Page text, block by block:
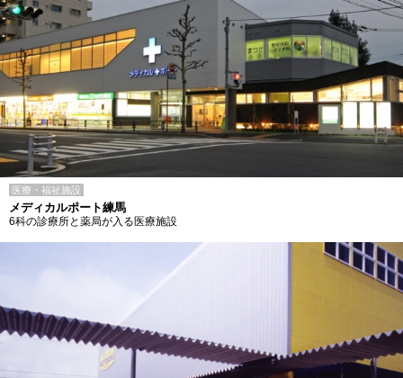
医療・福祉施設
メディカルポート練馬
6科の診療所と薬局が入る医療施設